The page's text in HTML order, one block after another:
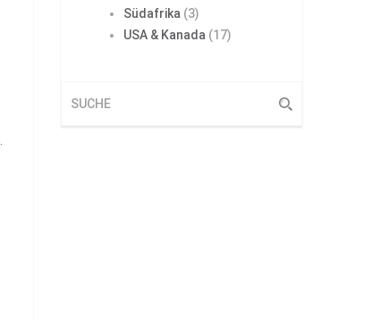
Südafrika (3)
USA & Kanada (17)